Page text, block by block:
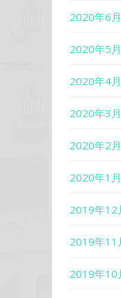
2020年6月
2020年5月
2020年4月
2020年3月
2020年2月
2020年1月
2019年12
2019年11
2019年10